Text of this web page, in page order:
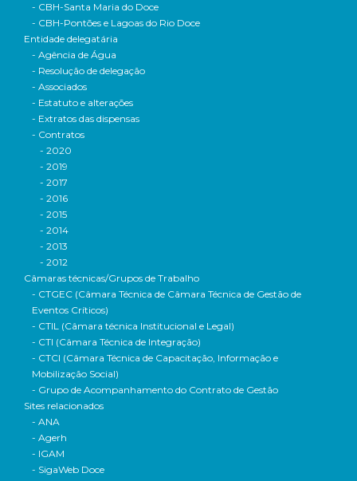
- CBH-Santa Maria do Doce
- CBH-Pontões e Lagoas do Rio Doce
Entidade delegatária
- Agência de Água
- Resolução de delegação
- Associados
- Estatuto e alterações
- Extratos das dispensas
- Contratos
- 2020
- 2019
- 2017
- 2016
- 2015
- 2014
- 2013
- 2012
Câmaras técnicas/Grupos de Trabalho
- CTGEC (Câmara Técnica de Câmara Técnica de Gestão de
Eventos Críticos)
- CTIL (Câmara técnica Institucional e Legal)
- CTI (Câmara Técnica de Integração)
- CTCI (Câmara Técnica de Capacitação, Informação e
Mobilização Social)
- Grupo de Acompanhamento do Contrato de Gestão
Sites relacionados
- ANA
- Agerh
- IGAM
- SigaWeb Doce